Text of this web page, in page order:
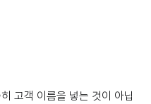
고객 이름을 넣는 것이 아닙